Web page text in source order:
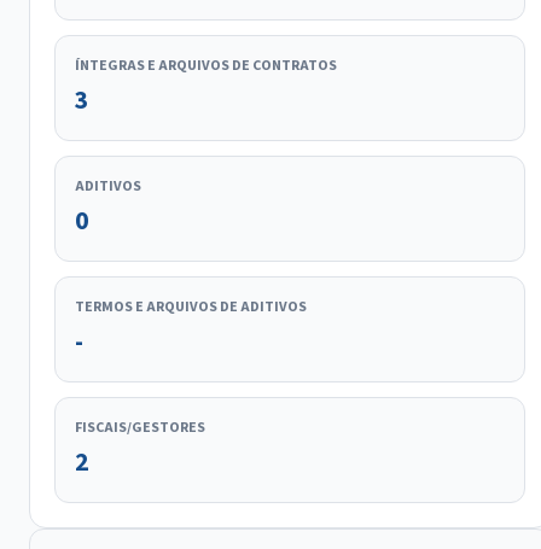
ÍNTEGRAS E ARQUIVOS DE CONTRATOS
3
ADITIVOS
0
TERMOS E ARQUIVOS DE ADITIVOS
-
FISCAIS/GESTORES
2